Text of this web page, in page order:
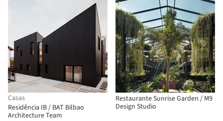
Casas
Residência IB / BAT Bilbao
Architecture Team
Restaurante Sunrise Garden / M9
Design Studio